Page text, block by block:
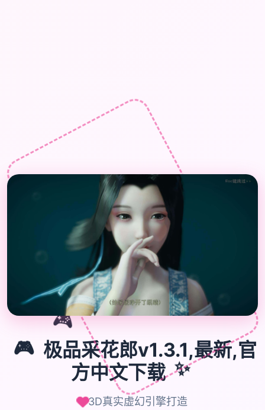
🎮
🎮 极品采花郎v1.3.1,最新,官
方中文下载 ✨
3D真实虚幻引擎打造